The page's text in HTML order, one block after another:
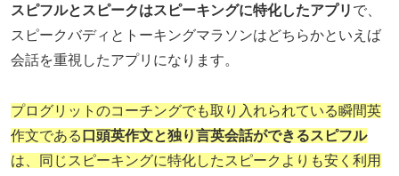
スピフルとスピークはスピーキングに特化したアプリ で、
スピークバディとトーキングマラソンはどちらかといえば
会話を重視したアプリになります。
プログリットのコーチングでも取り入れられている瞬間英
作文である 口頭英作文と独り言英会話ができるスピフル
は、同じスピーキングに特化したスピークよりも安く利用